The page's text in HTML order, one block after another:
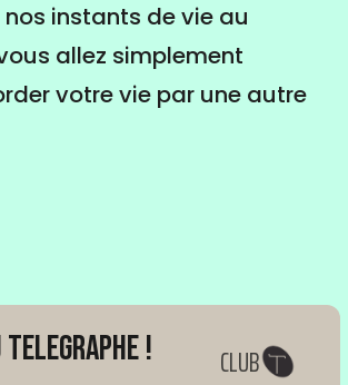
instants de vie au
allez simplement
votre vie par une autre
Telegraphe ! CLUB